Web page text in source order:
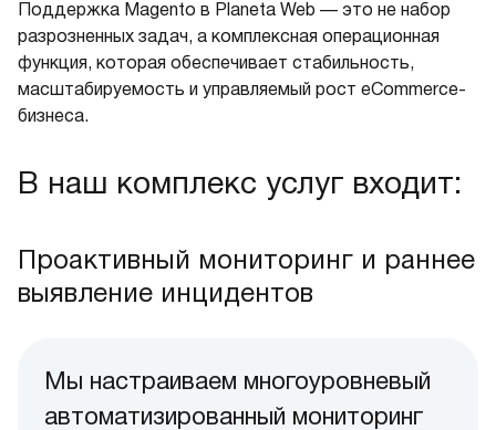
Поддержка Magento в Planeta Web — это не набор
разрозненных задач, а комплексная операционная
функция, которая обеспечивает стабильность,
масштабируемость и управляемый рост eCommerce-
бизнеса.
В наш комплекс услуг входит:
Проактивный мониторинг и раннее
выявление инцидентов
Мы настраиваем многоуровневый
автоматизированный мониторинг